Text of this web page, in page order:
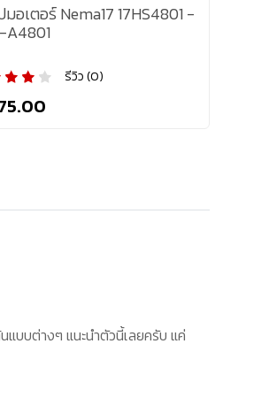
อเตอร์ Nema17 17HS4801 -
A4801
รีวิว (0)
แบบต่างๆ แนะนำตัวนี้เลยครับ แค่